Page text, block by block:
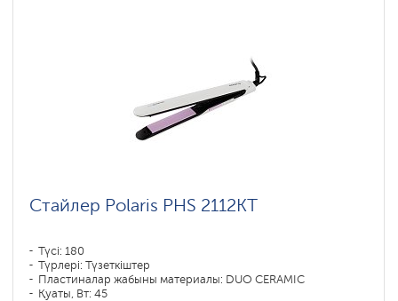
Стайлер Polaris PHS 2112KT
Түсі: 180
Түрлері: Түзеткіштер
Пластиналар жабыны материалы: DUO CERAMIC
Қуаты, Вт: 45